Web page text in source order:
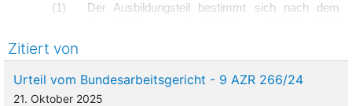
(1)
Der Ausbildungsteil bestimmt sich nach dem
Vertragsverhältnis insgesamt finden die
Vorschriften der Tarifverträge für Auszubildende
des öffentlichen Dienstes (TVAöD) - Allgemeiner
Zitiert von
Urteil vom Bundesarbeitsgericht - 9 AZR 266/24
21. Oktober 2025